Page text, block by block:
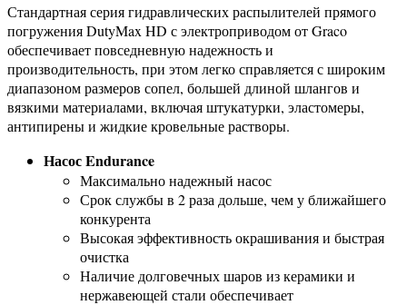
Стандартная серия гидравлических распылителей прямого
погружения DutyMax HD с электроприводом от Graco
обеспечивает повседневную надежность и
производительность, при этом легко справляется с широким
диапазоном размеров сопел, большей длиной шлангов и
вязкими материалами, включая штукатурки, эластомеры,
антипирены и жидкие кровельные растворы.
Насос Endurance
Максимально надежный насос
Срок службы в 2 раза дольше, чем у ближайшего
конкурента
Высокая эффективность окрашивания и быстрая
очистка
Наличие долговечных шаров из керамики и
нержавеющей стали обеспечивает